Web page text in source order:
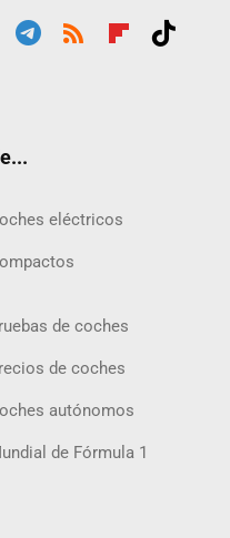
eléctricos
de coches
de coches
autónomos
de Fórmula 1